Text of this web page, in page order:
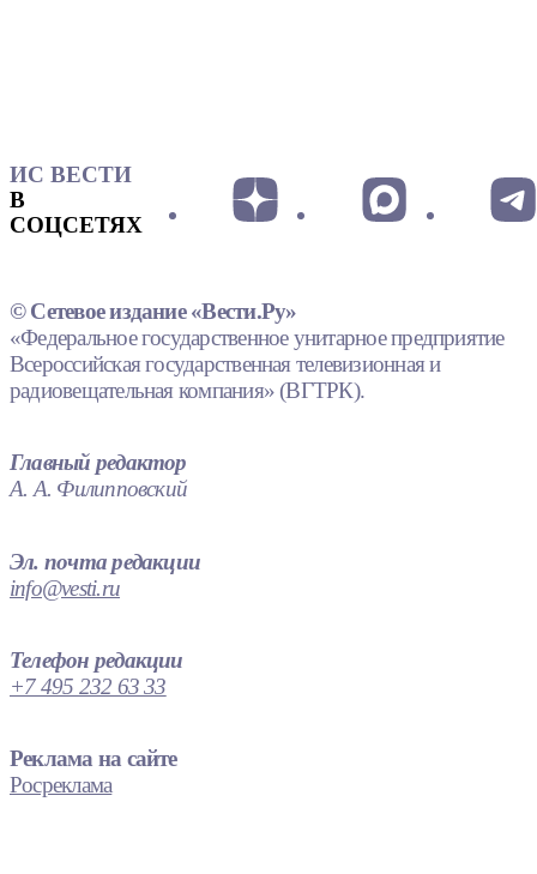
ИС ВЕСТИ
В
СОЦСЕТЯХ
© Сетевое издание «Вести.Ру»
«Федеральное государственное унитарное предприятие
Всероссийская государственная телевизионная и
радиовещательная компания» (ВГТРК).
Главный редактор
А. А. Филипповский
Эл. почта редакции
info@vesti.ru
Телефон редакции
+7 495 232 63 33
Реклама на сайте
Росреклама